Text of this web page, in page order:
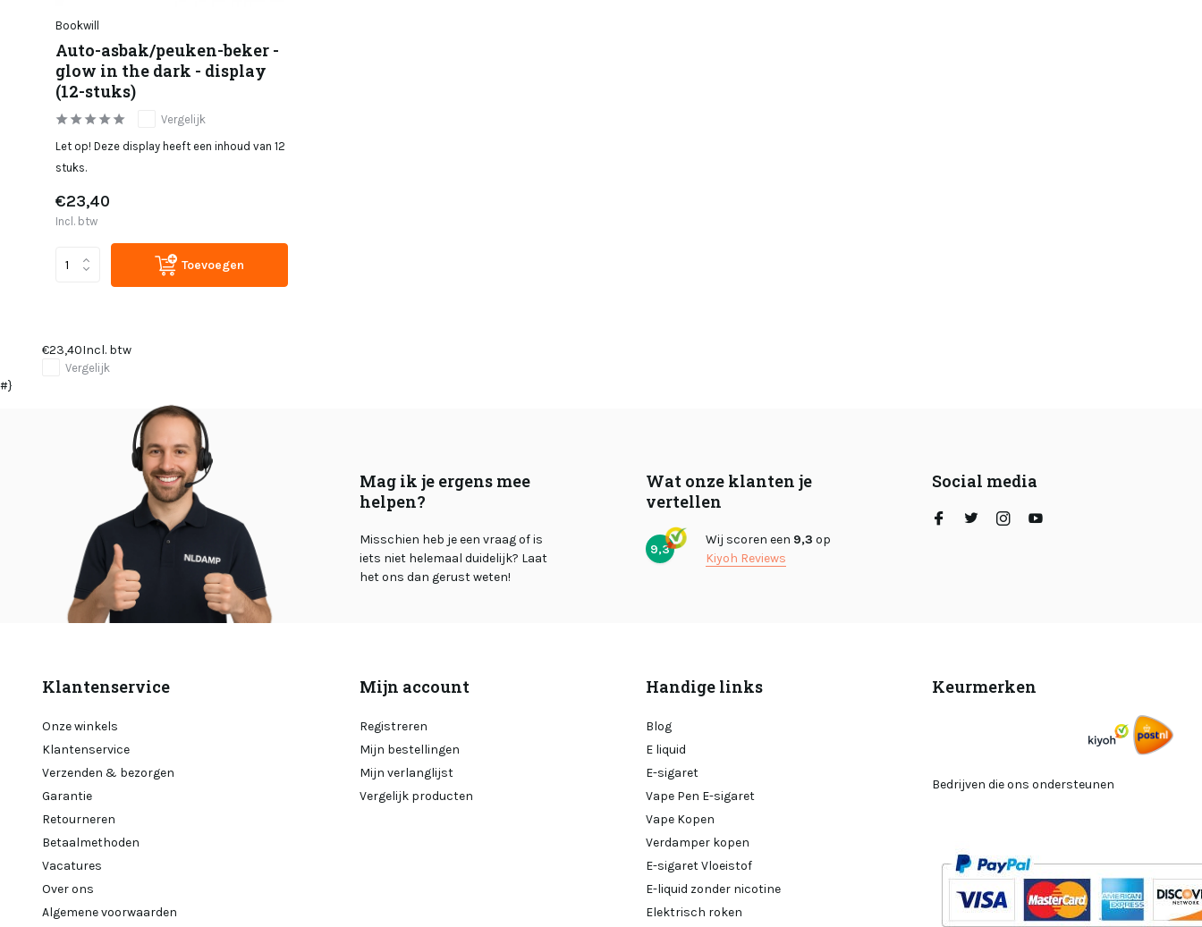
Bookwill
Auto-asbak/peuken-beker -
glow in the dark - display
(12-stuks)
Vergelijk
Let op! Deze display heeft een inhoud van 12
stuks.
€23,40
Incl. btw
Toevoegen
€23,40Incl. btw
Vergelijk
#}
Mag ik je ergens mee
helpen?
Misschien heb je een vraag of is
iets niet helemaal duidelijk? Laat
het ons dan gerust weten!
Wat onze klanten je
vertellen
9,3
Wij scoren een 9,3 op
Kiyoh Reviews
Social media
Klantenservice
Onze winkels
Klantenservice
Verzenden & bezorgen
Garantie
Retourneren
Betaalmethoden
Vacatures
Over ons
Algemene voorwaarden
Mijn account
Registreren
Mijn bestellingen
Mijn verlanglijst
Vergelijk producten
Handige links
Blog
E liquid
E-sigaret
Vape Pen E-sigaret
Vape Kopen
Verdamper kopen
E-sigaret Vloeistof
E-liquid zonder nicotine
Elektrisch roken
Keurmerken
Bedrijven die ons ondersteunen